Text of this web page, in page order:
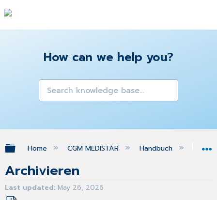
How can we help you?
Expand/collapse global hierarchy
Home CGM MEDISTAR Handbuch
Archivieren
Last updated May 26, 2026